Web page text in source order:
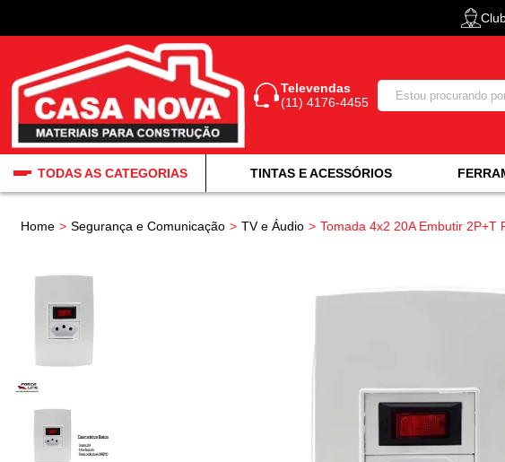
Televendas
(11) 4176-4455
TODAS AS CATEGORIAS TINTAS E ACESSÓRIOS
Home Segurança e Comunicação TV e Áudio Tomada 4x2 20A Embutir 2P+T